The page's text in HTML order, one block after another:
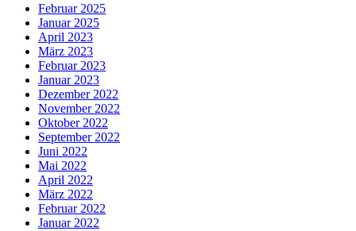
Februar 2025
Januar 2025
April 2023
März 2023
Februar 2023
Januar 2023
Dezember 2022
November 2022
Oktober 2022
September 2022
Juni 2022
Mai 2022
April 2022
März 2022
Februar 2022
Januar 2022